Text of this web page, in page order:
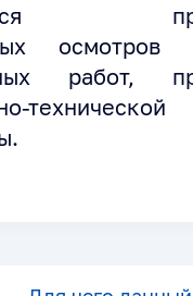
осмотров
работ,
технической